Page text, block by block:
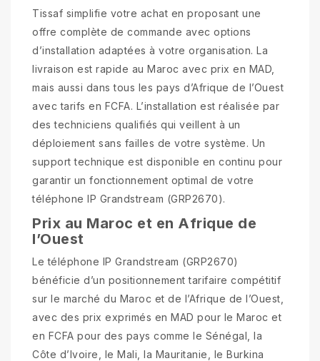
Tissaf simplifie votre achat en proposant une
offre complète de commande avec options
d’installation adaptées à votre organisation. La
livraison est rapide au Maroc avec prix en MAD,
mais aussi dans tous les pays d’Afrique de l’Ouest
avec tarifs en FCFA. L’installation est réalisée par
des techniciens qualifiés qui veillent à un
déploiement sans failles de votre système. Un
support technique est disponible en continu pour
garantir un fonctionnement optimal de votre
téléphone IP Grandstream (GRP2670).
Prix au Maroc et en Afrique de
l’Ouest
Le téléphone IP Grandstream (GRP2670)
bénéficie d’un positionnement tarifaire compétitif
sur le marché du Maroc et de l’Afrique de l’Ouest,
avec des prix exprimés en MAD pour le Maroc et
en FCFA pour des pays comme le Sénégal, la
Côte d’Ivoire, le Mali, la Mauritanie, le Burkina